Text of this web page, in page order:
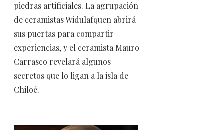
piedras artificiales. La agrupación
de ceramistas Widulafquen abrirá
sus puertas para compartir
experiencias, y el ceramista Mauro
Carrasco revelará algunos
secretos que lo ligan a la isla de
Chiloé.